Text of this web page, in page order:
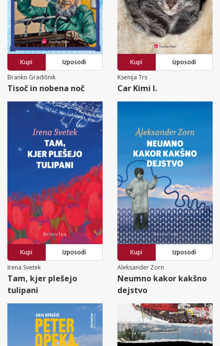
Kupi
Izposodi
Branko Gradišnik
Tisoč in nobena noč
Kupi
Izposodi
Ksenija Trs
Car Kimi I.
Kupi
Izposodi
Irena Svetek
Tam, kjer plešejo
tulipani
Kupi
Izposodi
Aleksander Zorn
Neumno kakor kakšno
dejstvo